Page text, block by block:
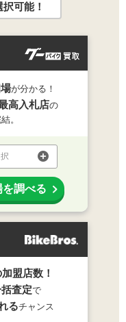
可能！
が分かる！
高入札店の
。
調べる
盟店数！
査定で
るチャンス